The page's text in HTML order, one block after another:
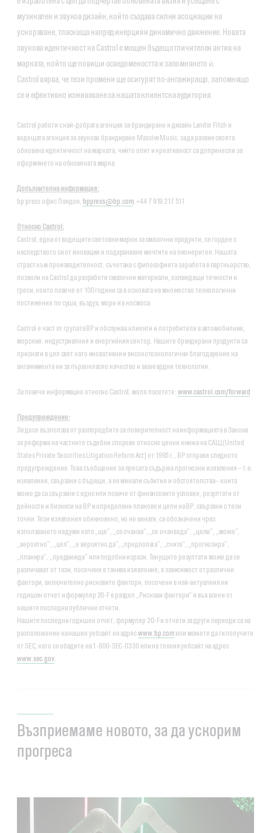
музикален и звуков дизайн, който създава силни асоциации на
ускоряване, тласкаща напред инерция и динамично движение. Новата
звукова идентичност на Castrol е мощен бъдещ отличителен актив на
марката, който ще повиши осведомеността и запомнянето ѝ.
Castrol вярва, че тези промени ще осигурят по-ангажиращо, запомнящо
се и ефективно изживяване за нашата клиентска аудитория.
Castrol работи с най-добрата агенция за брандиране и дизайн Landor Fitch и
водещата агенция за звуково брандиране MassiveMusic, за да развие своята
обновена идентичност на марката, чийто опит и креативност са допринесли за
оформянето на обновената марка.
Допълнителна информация:
bp press офис Лондон, bppress@bp.com, +44 7 919 217 511
Относно Castrol:
Castrol, една от водещите световни марки за смазочни продукти, се гордее с
наследството си от иновации и подхранване мечтите на пионеритее. Нашата
страст към производителност, съчетана с философията за работа в партньорство,
позволи на Castrol да разработи смазочни материали, охлаждащи течности и
греси, които повече от 100 години са в основата на множество технологични
постижения по суша, въздух, море и в космоса.
Castrol е част от групата BP и обслужва клиенти и потребители в автомобилния,
морския, индустриалния и енергийния сектор. Нашите брандирани продукти са
признати в цял свят като иновативни и високотехнологични благодарение на
ангажимента ни за първокласно качество и авангардни технологии.
За повече информация относно Castrol, моля посетете: www.castrol.com/forward
Предупреждение:
За да се възползва от разпоредбите за поверителност на информацията в Закона
за реформа на частните съдебни спорове относно ценни книжа на САЩ (United
States Private Securities Litigation Reform Act) от 1995 г., BP отправя следното
предупреждение. Това съобщение за пресата съдържа прогнозни изявления – т.е.
изявления, свързани с бъдещи, а не минали събития и обстоятелства – които
може да са свързани с едно или повече от финансовите условия, резултати от
дейности и бизнеси на ВР и определени планове и цели на ВР, свързани с тези
точки. Тези изявления обикновено, но не винаги, са обозначени чрез
използването на думи като „ще“, „се очаква“, „се очаква да“, „цели“, „може“,
„вероятно“, „цел“, „е вероятно да“, „предполага“, „счита“, „прогнозира“,
„планира“, „предвижда“ или подобни изрази. Текущите резултати може да се
различават от тези, посочени в такива изявления, в зависимост от различни
фактори, включително рисковите фактори, посочени в най-актуалния ни
годишен отчет и формуляр 20-F в раздел „Рискови фактори“ и във всеки от
нашите последни публични отчети.
Нашите последни годишен отчет, формуляр 20-F и отчети за други периоди са на
разположение на нашия уебсайт на адресwww.bp.com или можете да ги получите
от SEC, като се обадите на 1-800-SEC-0330 или на техния уебсайт на адрес
www.sec.gov.
Възприемаме новото, за да ускорим
прогреса